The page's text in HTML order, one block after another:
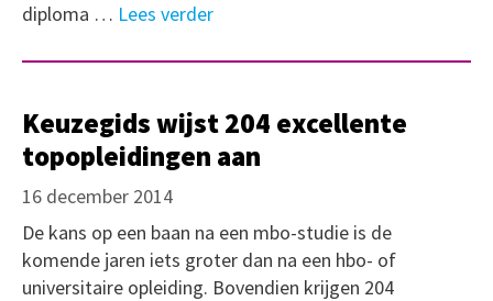
diploma … Lees verder
Keuzegids wijst 204 excellente
topopleidingen aan
16 december 2014
De kans op een baan na een mbo-studie is de
komende jaren iets groter dan na een hbo- of
universitaire opleiding. Bovendien krijgen 204